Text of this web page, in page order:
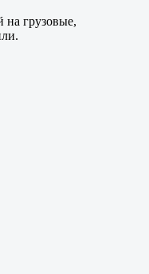
на грузовые,